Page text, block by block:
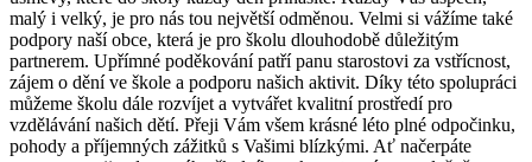
malý i velký, je pro nás tou největší odměnou. Velmi si vážíme také
podpory naší obce, která je pro školu dlouhodobě důležitým
partnerem. Upřímné poděkování patří panu starostovi za vstřícnost,
zájem o dění ve škole a podporu našich aktivit. Díky této spolupráci
můžeme školu dále rozvíjet a vytvářet kvalitní prostředí pro
vzdělávání našich dětí. Přeji Vám všem krásné léto plné odpočinku,
pohody a příjemných zážitků s Vašimi blízkými. Ať načerpáte